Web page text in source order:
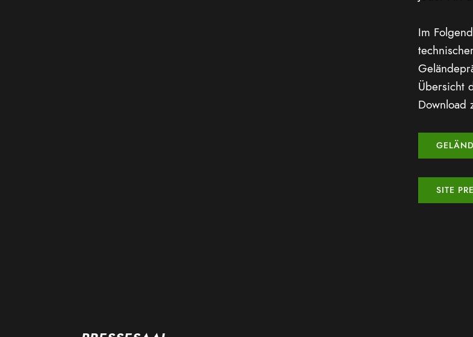
Im
Übersicht
Download
SITE